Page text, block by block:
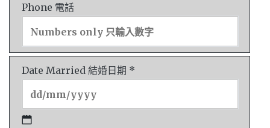
Phone 電話
Date Married 結婚日期 *